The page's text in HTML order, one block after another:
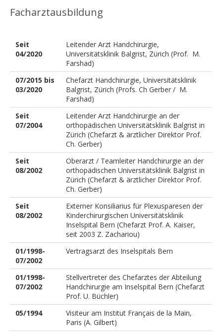
Facharztausbildung
Seit
04/2020
Leitender Arzt Handchirurgie,
Universitätsklinik Balgrist, Zürich (Prof. M.
Farshad)
07/2015 bis
03/2020
Chefarzt Handchirurgie, Universitätsklinik
Balgrist, Zürich (Profs. Ch Gerber / M.
Farshad)
Seit
07/2004
Leitender Arzt Handchirurgie an der
orthopädischen Universitätsklinik Balgrist in
Zürich (Chefarzt & ärztlicher Direktor Prof.
Ch. Gerber)
Seit
08/2002
Oberarzt / Teamleiter Handchirurgie an der
orthopädischen Universitätsklinik Balgrist in
Zürich (Chefarzt & ärztlicher Direktor Prof.
Ch. Gerber)
Seit
08/2002
Externer Konsiliarius für Plexusparesen der
Kinderchirurgischen Universitätsklinik
Inselspital Bern (Chefarzt Prof. A. Kaiser,
seit 2003 Z. Zachariou)
01/1998-
07/2002
Vertragsarzt des Inselspitals Bern
01/1998-
07/2002
Stellvertreter des Chefarztes der Abteilung
Handchirurgie am Inselspital Bern (Chefarzt
Prof. U. Büchler)
05/1994
Visiteur am Institut Français de la Main,
Paris (A. Gilbert)